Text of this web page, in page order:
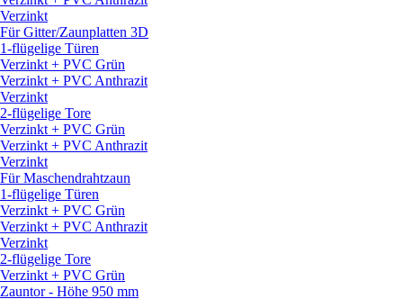
Verzinkt
Für Gitter/Zaunplatten 3D
1-flügelige Türen
Verzinkt + PVC Grün
Verzinkt + PVC Anthrazit
Verzinkt
2-flügelige Tore
Verzinkt + PVC Grün
Verzinkt + PVC Anthrazit
Verzinkt
Für Maschendrahtzaun
1-flügelige Türen
Verzinkt + PVC Grün
Verzinkt + PVC Anthrazit
Verzinkt
2-flügelige Tore
Verzinkt + PVC Grün
Zauntor - Höhe 950 mm